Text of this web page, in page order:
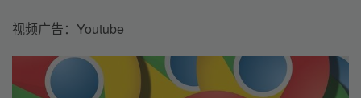
视频广告：Youtube